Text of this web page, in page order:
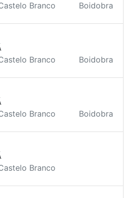
Branco
Boidobra
Branco
Boidobra
Branco
Boidobra
Branco